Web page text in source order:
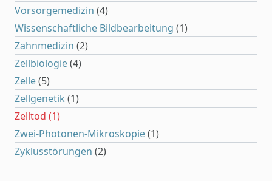
Vorsorgemedizin (4)
Wissenschaftliche Bildbearbeitung (1)
Zahnmedizin (2)
Zellbiologie(4)
Zelle(5)
Zellgenetik (1)
Zelltod (1)
Zwei-Photonen-Mikroskopie(1)
Zyklusstörungen (2)